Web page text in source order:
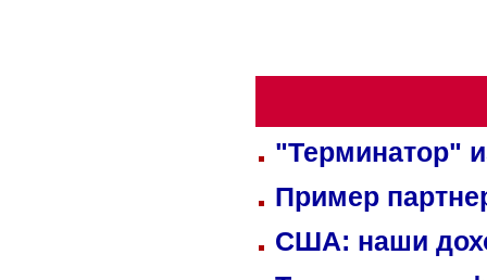
"Терминатор"
Пример
США: наши